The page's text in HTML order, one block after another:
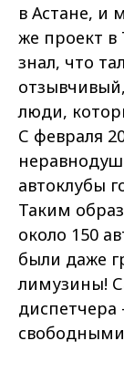
в Астане, и
же проект в
знал, что
люди,
С февраля
автоклубы
Таким
около 150
были даже
лимузины!
диспетчера